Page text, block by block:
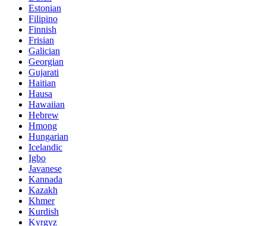
Estonian
Filipino
Finnish
Frisian
Galician
Georgian
Gujarati
Haitian
Hausa
Hawaiian
Hebrew
Hmong
Hungarian
Icelandic
Igbo
Javanese
Kannada
Kazakh
Khmer
Kurdish
Kyrgyz